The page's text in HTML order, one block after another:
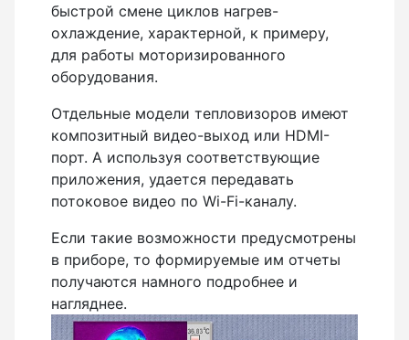
быстрой смене циклов нагрев-
охлаждение, характерной, к примеру,
для работы моторизированного
оборудования.
Отдельные модели тепловизоров имеют
композитный видео-выход или HDMI-
порт. А используя соответствующие
приложения, удается передавать
потоковое видео по Wi-Fi-каналу.
Если такие возможности предусмотрены
в приборе, то формируемые им отчеты
получаются намного подробнее и
нагляднее.